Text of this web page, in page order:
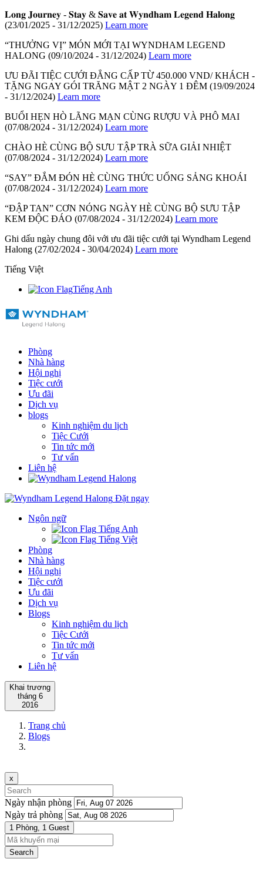
𝐋𝐨𝐧𝐠 𝐉𝐨𝐮𝐫𝐧𝐞𝐲 - 𝐒𝐭𝐚𝐲 & 𝐒𝐚𝐯𝐞 𝐚𝐭 𝐖𝐲𝐧𝐝𝐡𝐚𝐦 𝐋𝐞𝐠𝐞𝐧𝐝 𝐇𝐚𝐥𝐨𝐧𝐠
(23/01/2025 - 31/12/2025) Learn more
“THƯỞNG VỊ” MÓN MỚI TẠI WYNDHAM LEGEND
HALONG (09/10/2024 - 31/12/2024) Learn more
ƯU ĐÃI TIỆC CƯỚI ĐẲNG CẤP TỪ 450.000 VND/ KHÁCH -
TẶNG NGAY GÓI TRĂNG MẬT 2 NGÀY 1 ĐÊM (19/09/2024
- 31/12/2024) Learn more
BUỔI HẸN HÒ LÃNG MẠN CÙNG RƯỢU VÀ PHÔ MAI
(07/08/2024 - 31/12/2024) Learn more
CHÀO HÈ CÙNG BỘ SƯU TẬP TRÀ SỮA GIẢI NHIỆT
(07/08/2024 - 31/12/2024) Learn more
“SAY” ĐẮM ĐÓN HÈ CÙNG THỨC UỐNG SẢNG KHOÁI
(07/08/2024 - 31/12/2024) Learn more
“ĐẬP TAN” CƠN NÓNG NGÀY HÈ CÙNG BỘ SƯU TẬP
KEM ĐỘC ĐÁO (07/08/2024 - 31/12/2024) Learn more
Ghi dấu ngày chung đôi với ưu đãi tiệc cưới tại Wyndham Legend
Halong (27/02/2024 - 30/04/2024) Learn more
Tiếng Việt
Tiếng Anh
Phòng
Nhà hàng
Hội nghị
Tiệc cưới
Ưu đãi
Dịch vụ
blogs
Kinh nghiệm du lịch
Tiệc Cưới
Tin tức mới
Tư vấn
Liên hệ
Đặt ngay
Ngôn ngữ
Tiếng Anh
Tiếng Việt
Phòng
Nhà hàng
Hội nghị
Tiệc cưới
Ưu đãi
Dịch vụ
Blogs
Kinh nghiệm du lịch
Tiệc Cưới
Tin tức mới
Tư vấn
Liên hệ
Khai trương
tháng 6
2016
Trang chủ
Blogs
x
Ngày nhận phòng
Ngày trả phòng
1 Phòng, 1 Guest
Search